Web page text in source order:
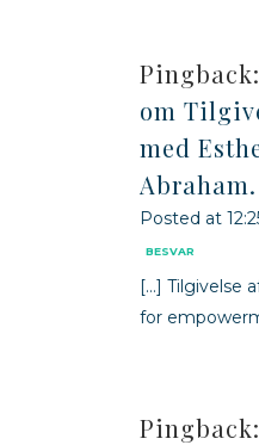
Pingback:
om
med
Abraham.
Posted at
BESVAR
[…] Tilgivelse
for
Pingback: